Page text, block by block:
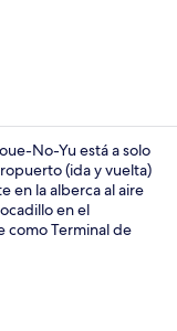
No-Yu está a solo
(ida y vuelta)
en la alberca al aire
en el
como Terminal de
el personal